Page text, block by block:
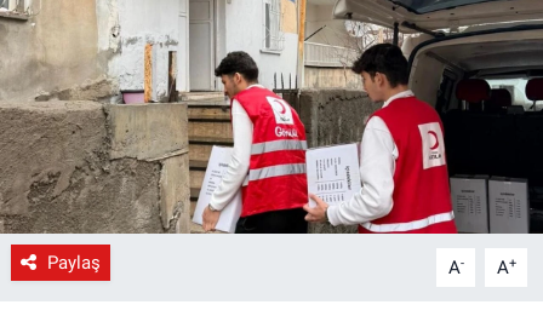
Paylaş A- A+
Resmi İlanlar
Sağlık
Siyaset
Spor
Yerel